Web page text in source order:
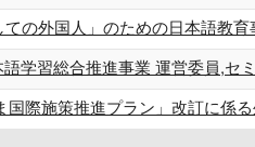
の外国人」のための日本語教
学習総合推進事業 運営委員,セ
国際施策推進プラン」改訂に係